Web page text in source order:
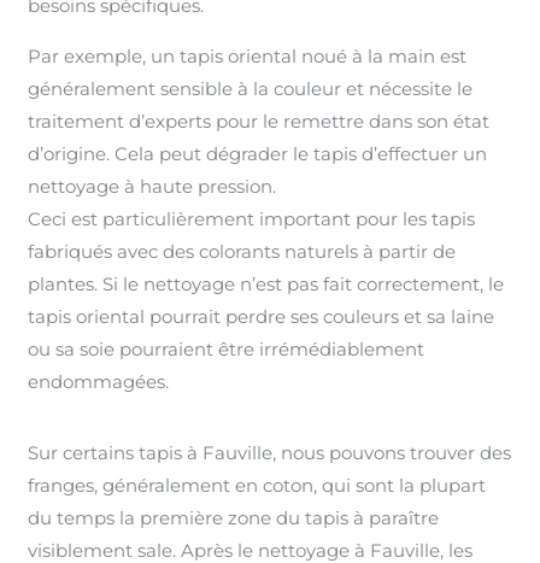
besoins spécifiques.
Par exemple, un tapis oriental noué à la main est
généralement sensible à la couleur et nécessite le
traitement d’experts pour le remettre dans son état
d’origine. Cela peut dégrader le tapis d’effectuer un
nettoyage à haute pression.
Ceci est particulièrement important pour les tapis
fabriqués avec des colorants naturels à partir de
plantes. Si le nettoyage n’est pas fait correctement, le
tapis oriental pourrait perdre ses couleurs et sa laine
ou sa soie pourraient être irrémédiablement
endommagées.
Sur certains tapis à Fauville, nous pouvons trouver des
franges, généralement en coton, qui sont la plupart
du temps la première zone du tapis à paraître
visiblement sale. Après le nettoyage à Fauville, les